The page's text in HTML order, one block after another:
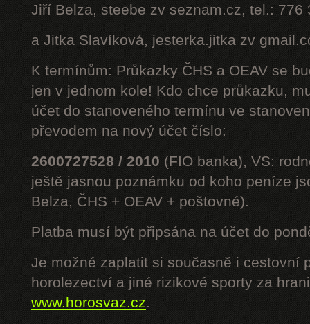
Jiří Belza, steebe zv seznam.cz, tel.: 776
a Jitka Slavíková, jesterka.jitka zv
K termínům: Průkazky ČHS a OEAV se
jen v jednom kole! Kdo chce průkazku,
účet do stanoveného termínu ve
převodem na nový účet číslo:
2600727528 / 2010 (FIO banka), VS:
ještě jasnou poznámku od koho peníze
Belza, ČHS + OEAV + poštovné).
Platba musí být připsána na účet do
Je možné zaplatit si současně i cestovní
horolezectví a jiné rizikové sporty za
www.horosvaz.cz.